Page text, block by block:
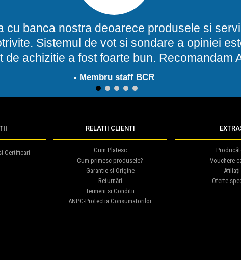
cu banca nostra deoarece produsele si
Sistemul de vot si sondare a opiniei
de achizitie a fost foarte bun. Recomandam
- Membru staff BCR
1 2 3 4 5
Certificari
RELATII CLIENTI
Cum Platesc
Cum primesc produsele?
Garantie si Origine
Returnări
Termeni si Conditii
ANPC-Protectia Consumatorilor
Vouchere
Afiliaţi
Oferte